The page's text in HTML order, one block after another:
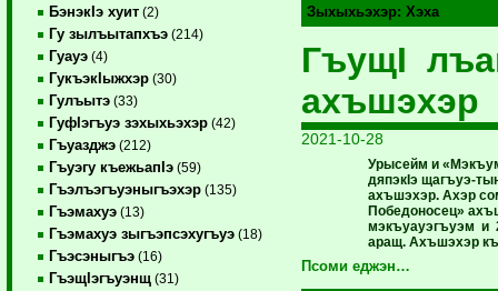
БэнэкIэ хуит (2)
Гу зылъытапхъэ (214)
Гуауэ (4)
ГукъэкIыжхэр (30)
Гулъытэ (33)
ГуфIэгъуэ зэхыхьэхэр (42)
Гъуазджэ (212)
Гъуэгу къежьапIэ (59)
Гъэлъэгъуэныгъэхэр (135)
Гъэмахуэ (13)
Гъэмахуэ зыгъэпсэхугъуэ (18)
Гъэсэныгъэ (16)
ГъэщIэгъуэнщ (31)
Зыхыхьэхэр: Хэха
ГъущI
ахъшэхэр
2021-10-28
Урысейм и
дяпэкIэ щагъуэ-
ахъшэхэр. Ахэр
Победоносец»
мэкъуауэгъуэм и
аращ. Ахъшэхэр
Псоми еджэн…